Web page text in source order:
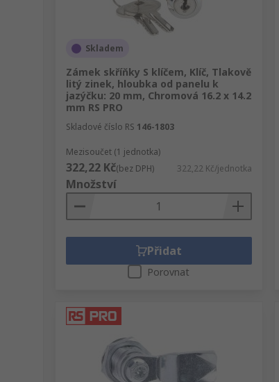
Skladem
Zámek skříňky S klíčem, Klíč, Tlakově
litý zinek, hloubka od panelu k
jazýčku: 20 mm, Chromová 16.2 x 14.2
mm RS PRO
Skladové číslo RS 146-1803
Mezisoučet (1 jednotka)
322,22 Kč(bez DPH) 322,22 Kč/jednotka
Množství
Přidat
Porovnat